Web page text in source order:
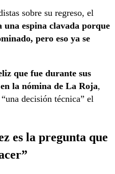
sobre su regreso, el
una espina clavada porque
pero eso ya se
que fue durante sus
la nómina de La Roja,
decisión técnica” el
es la pregunta que